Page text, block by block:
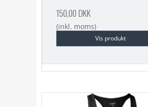
150,00 DKK
(inkl. moms)
Vis produkt